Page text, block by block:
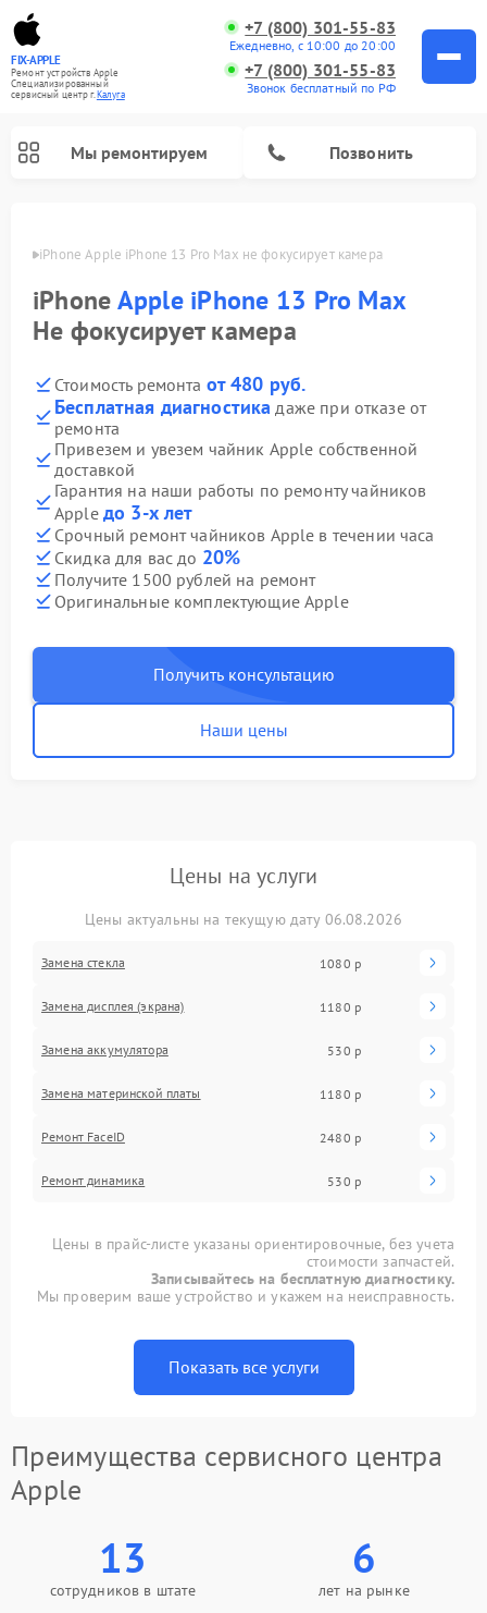
FIX-APPLE
Ремонт устройств Apple
Специализированный
cервисный центр г.Калуга
+7 (800) 301-55-83
Ежедневно, с 10:00 до 20:00
+7 (800) 301-55-83
Звонок бесплатный по РФ
Мы ремонтируем Позвонить
iPhone Apple iPhone 13 Pro Max не фокусирует камера
iPhoneApple iPhone 13 Pro Max
Не фокусирует камера
Стоимость ремонта от 480 руб.
Бесплатная диагностика даже при отказе от
ремонта
Привезем и увезем чайник Apple собственной
доставкой
Гарантия на наши работы по ремонту чайников
Apple до 3-х лет
Срочный ремонт чайников Apple в течении часа
Скидка для вас до 20%
Получите 1500 рублей на ремонт
Оригинальные комплектующие Apple
Получить консультацию
Наши цены
Цены на услуги
Цены актуальны на текущую дату 06.08.2026
Замена стекла 1080 р
Замена дисплея (экрана) 1180 р
Замена аккумулятора 530 р
Замена материнской платы 1180 р
Ремонт FaceID 2480 р
Ремонт динамика 530 р
Цены в прайс-листе указаны ориентировочные, без учета
стоимости запчастей.
Записывайтесь на бесплатную диагностику.
Мы проверим ваше устройство и укажем на неисправность.
Показать все услуги
Преимущества сервисного центра
Apple
13
сотрудников в штате
6
лет на рынке